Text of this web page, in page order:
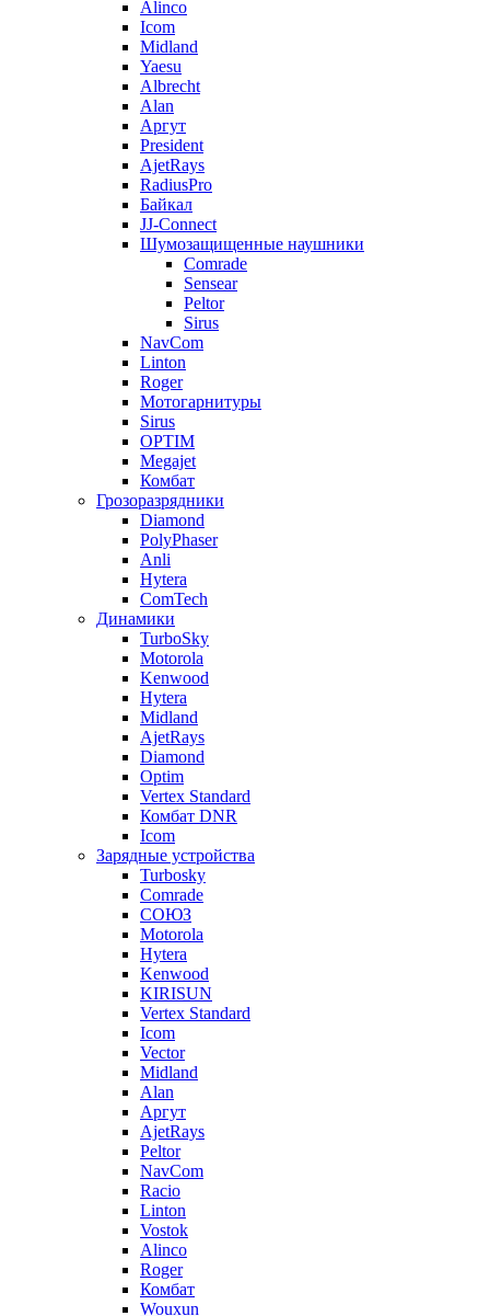
Alinco
Icom
Midland
Yaesu
Albrecht
Alan
Аргут
President
AjetRays
RadiusPro
Байкал
JJ-Connect
Шумозащищенные наушники
Comrade
Sensear
Peltor
Sirus
NavCom
Linton
Roger
Мотогарнитуры
Sirus
OPTIM
Megajet
Комбат
Грозоразрядники
Diamond
PolyPhaser
Anli
Hytera
ComTech
Динамики
TurboSky
Motorola
Kenwood
Hytera
Midland
AjetRays
Diamond
Optim
Vertex Standard
Комбат DNR
Icom
Зарядные устройства
Turbosky
Comrade
СОЮЗ
Motorola
Hytera
Kenwood
KIRISUN
Vertex Standard
Icom
Vector
Midland
Alan
Аргут
AjetRays
Peltor
NavCom
Racio
Linton
Vostok
Alinco
Roger
Комбат
Wouxun